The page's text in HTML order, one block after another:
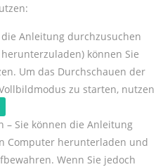
Anleitung durchzusuchen
können Sie
Um das Durchschauen der
zu starten, nutzen
Sie können die Anleitung
Computer herunterladen und
Wenn Sie jedoch